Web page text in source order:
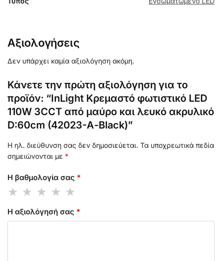
Αξιολογήσεις
Δεν υπάρχει καμία αξιολόγηση ακόμη.
Κάνετε την πρώτη αξιολόγηση για το
προϊόν: “InLight Κρεμαστό φωτιστικό LED
110W 3CCT από μαύρο και λευκό ακρυλικό
D:60cm (42023-Α-Black)”
Η ηλ. διεύθυνση σας δεν δημοσιεύεται. Τα υποχρεωτικά πεδία
σημειώνονται με *
Η βαθμολογία σας *
Η αξιολόγησή σας *